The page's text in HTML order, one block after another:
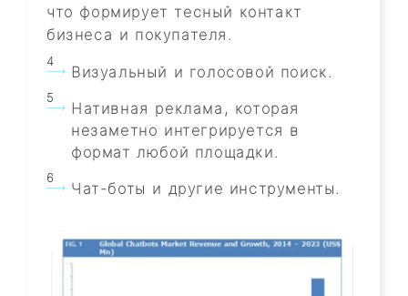
что формирует тесный контакт
бизнеса и покупателя.
Визуальный и голосовой поиск.
Нативная реклама, которая
незаметно интегрируется в
формат любой площадки.
Чат-боты и другие инструменты.